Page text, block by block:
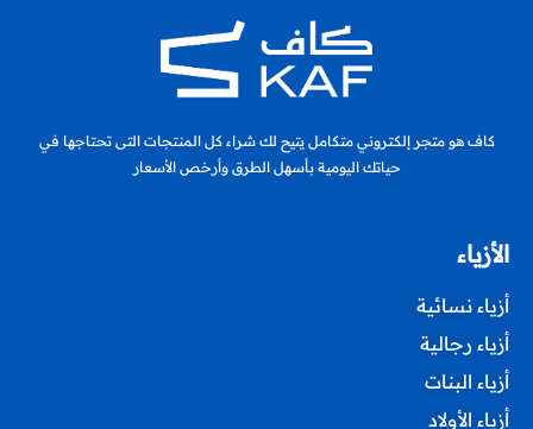
كاف هو متجر إلكتروني متكامل يتيح لك شراء كل المنتجات التى تحتاجها في
حياتك اليومية بأسهل الطرق وأرخص الأسعار
الأزياء
أزياء نسائية
أزياء رجالية
أزياء البنات
أزياء الأولاد